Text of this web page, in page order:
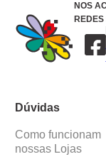
NOS
Dúvidas
Como funcionam
nossas Lojas